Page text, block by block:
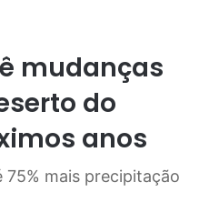
mudanças
do
anos
75% mais precipitação